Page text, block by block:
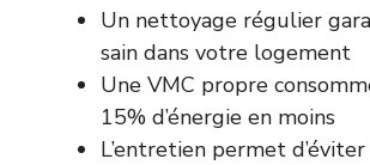
Un nettoyage régulier
sain dans votre logement
Une VMC propre
15% d’énergie en moins
L’entretien permet